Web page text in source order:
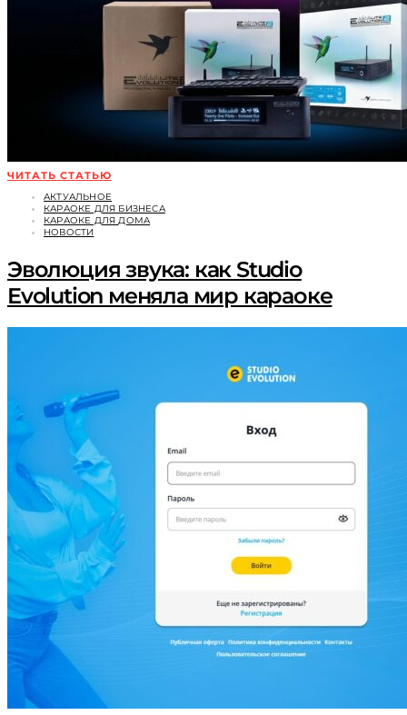
ЧИТАТЬ СТАТЬЮ
АКТУАЛЬНОЕ
КАРАОКЕ ДЛЯ БИЗНЕСА
КАРАОКЕ ДЛЯ ДОМА
НОВОСТИ
Эволюция звука: как Studio
Evolution меняла мир караоке